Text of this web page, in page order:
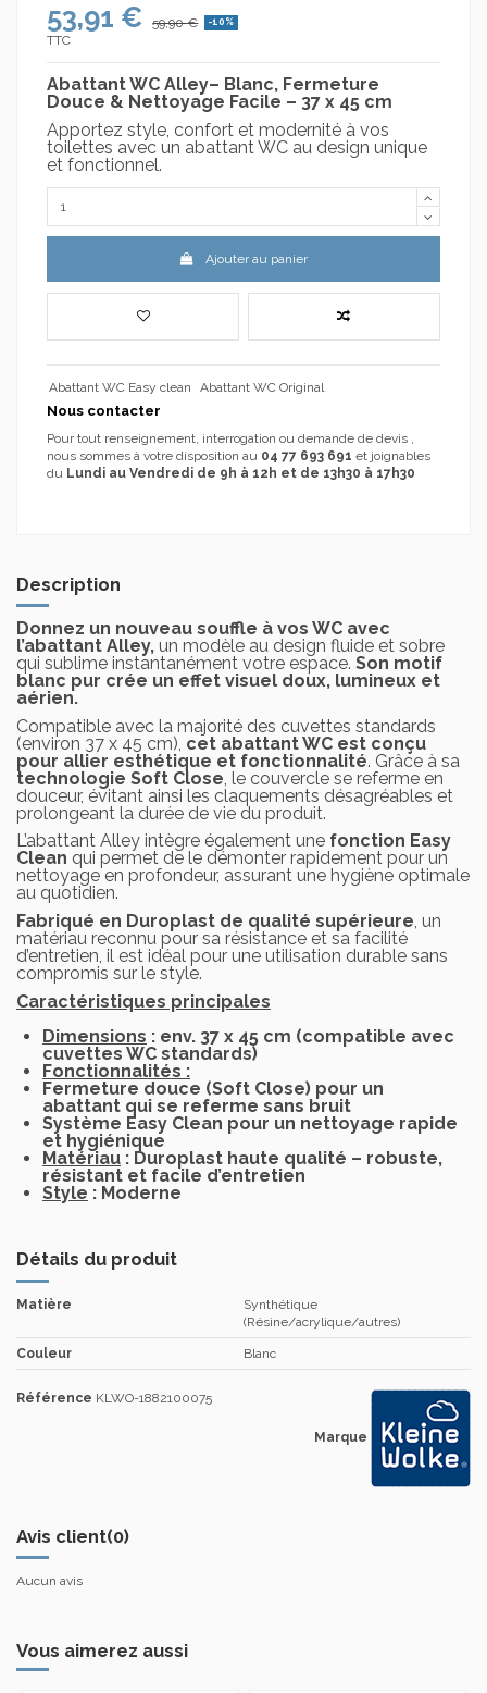
53,91 € 59,90 € -10%
TTC
Abattant WC Alley– Blanc, Fermeture
Douce & Nettoyage Facile – 37 x 45 cm
Apportez style, confort et modernité à vos
toilettes avec un abattant WC au design unique
et fonctionnel.
Ajouter au panier
Abattant WC Easy clean Abattant WC Original
Nous contacter
Pour tout renseignement, interrogation ou demande de devis ,
nous sommes à votre disposition au 04 77 693 691 et joignables
du Lundi au Vendredi de 9h à 12h et de 13h30 à 17h30
Description
Donnez un nouveau souffle à vos WC avec
l’abattant Alley, un modèle au design fluide et sobre
qui sublime instantanément votre espace. Son motif
blanc pur crée un effet visuel doux, lumineux et
aérien.
Compatible avec la majorité des cuvettes standards
(environ 37 x 45 cm), cet abattant WC est conçu
pour allier esthétique et fonctionnalité. Grâce à sa
technologie Soft Close , le couvercle se referme en
douceur, évitant ainsi les claquements désagréables et
prolongeant la durée de vie du produit.
L’abattant Alley intègre également une fonction Easy
Clean qui permet de le démonter rapidement pour un
nettoyage en profondeur, assurant une hygiène optimale
au quotidien.
Fabriqué en Duroplast de qualité supérieure, un
matériau reconnu pour sa résistance et sa facilité
d’entretien, il est idéal pour une utilisation durable sans
compromis sur le style.
Caractéristiques principales
Dimensions : env. 37 x 45 cm (compatible avec
cuvettes WC standards)
Fonctionnalités :
Fermeture douce (Soft Close) pour un
abattant qui se referme sans bruit
Système Easy Clean pour un nettoyage rapide
et hygiénique
Matériau : Duroplast haute qualité – robuste,
résistant et facile d’entretien
Style : Moderne
Détails du produit
Matière
Synthétique
(Résine/acrylique/autres)
Couleur Blanc
Marque
Référence KLWO-1882100075
Avis client(0)
Aucun avis
Vous aimerez aussi